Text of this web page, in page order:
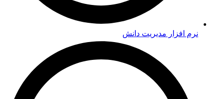
نرم افزار مدیریت دانش